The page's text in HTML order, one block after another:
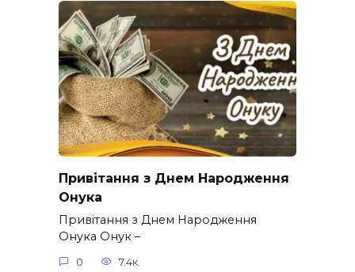
Привітання з Днем Народження
Онука
Привітання з Днем Народження
Онука Онук –
0 7.4к.